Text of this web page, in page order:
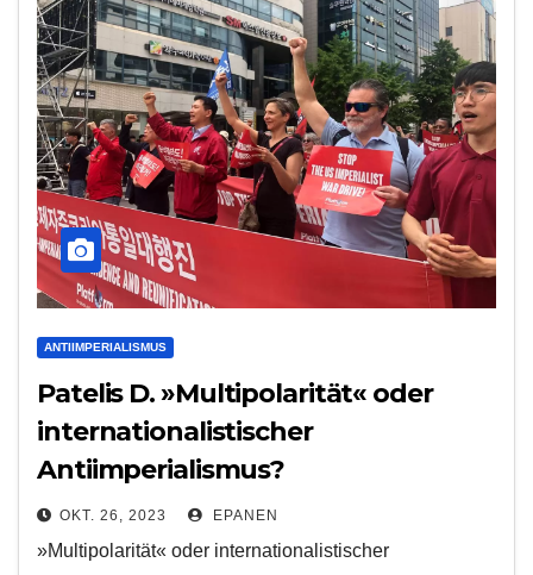
ANTIIMPERIALISMUS
Patelis D. »Multipolarität« oder
internationalistischer
Antiimperialismus?
OKT. 26, 2023 EPANEN
»Multipolarität« oder internationalistischer